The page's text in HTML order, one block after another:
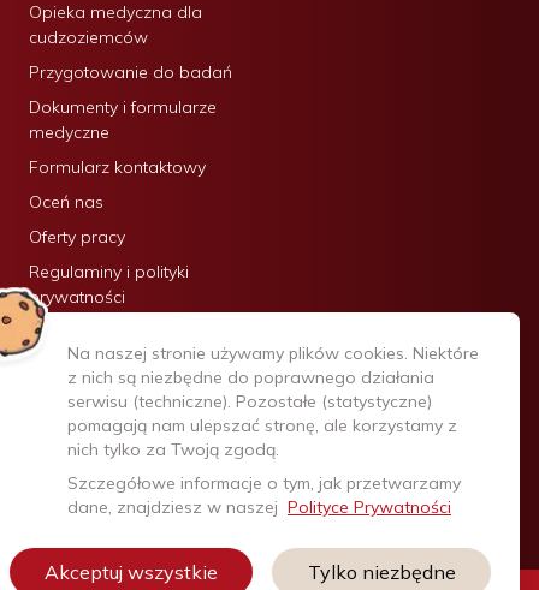
Opieka medyczna dla
cudzoziemców
Przygotowanie do badań
Dokumenty i formularze
medyczne
Formularz kontaktowy
Oceń nas
Oferty pracy
Regulaminy i polityki
prywatności
Certyfikaty:
Na naszej stronie używamy plików cookies. Niektóre
z nich są niezbędne do poprawnego działania
serwisu (techniczne). Pozostałe (statystyczne)
pomagają nam ulepszać stronę, ale korzystamy z
nich tylko za Twoją zgodą.
Szczegółowe informacje o tym, jak przetwarzamy
dane, znajdziesz w naszej Polityce Prywatności
Akceptuj wszystkie Tylko niezbędne